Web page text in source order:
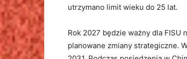
utrzymano limit wieku do 25 lat.
Rok 2027 będzie ważny dla
planowane zmiany strategiczne.